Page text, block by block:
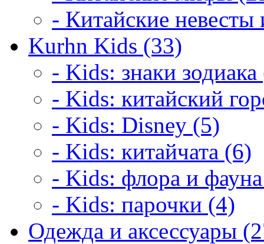
- Китайские
Kurhn Kids (33)
- Kids: знаки
- Kids: китайский
- Kids: Disney (5)
- Kids: китайчата (6)
- Kids: флора и
- Kids: парочки (4)
Одежда и аксессуары